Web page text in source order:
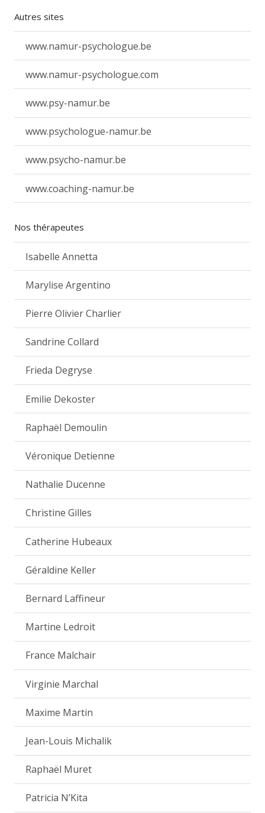
Autres sites
www.namur-psychologue.be
www.namur-psychologue.com
www.psy-namur.be
www.psychologue-namur.be
www.psycho-namur.be
www.coaching-namur.be
Nos thérapeutes
Isabelle Annetta
Marylise Argentino
Pierre Olivier Charlier
Sandrine Collard
Frieda Degryse
Emilie Dekoster
Raphaël Demoulin
Véronique Detienne
Nathalie Ducenne
Christine Gilles
Catherine Hubeaux
Géraldine Keller
Bernard Laffineur
Martine Ledroit
France Malchair
Virginie Marchal
Maxime Martin
Jean-Louis Michalik
Raphaël Muret
Patricia N’Kita